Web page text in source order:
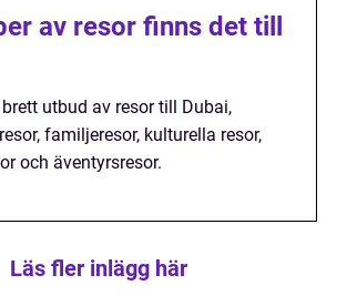
av resor finns det till
utbud av resor till Dubai,
familjeresor, kulturella resor,
och äventyrsresor.
Läs fler inlägg här